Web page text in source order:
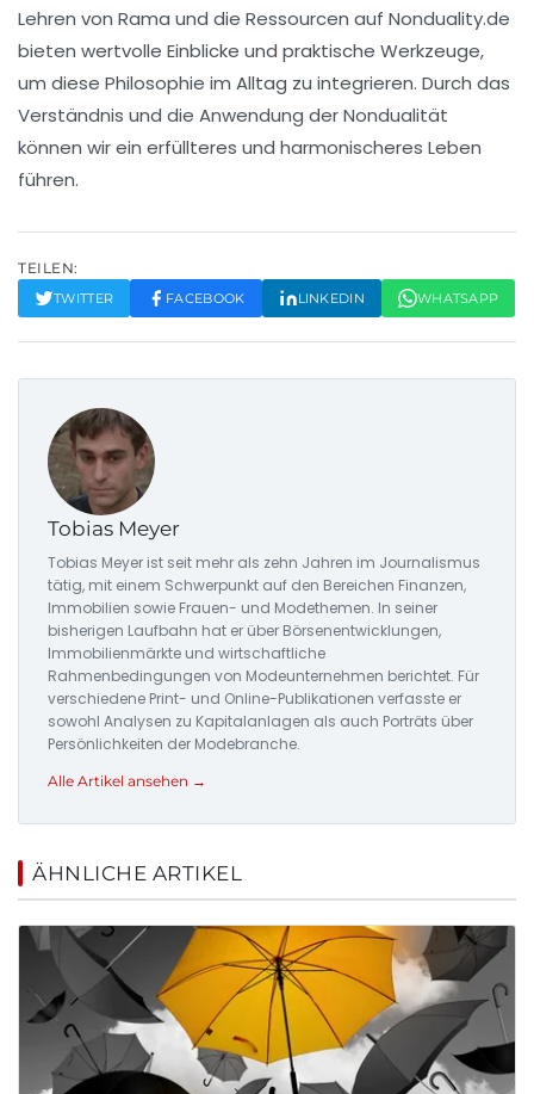
Lehren von Rama und die Ressourcen auf Nonduality.de
bieten wertvolle Einblicke und praktische Werkzeuge,
um diese Philosophie im Alltag zu integrieren. Durch das
Verständnis und die Anwendung der Nondualität
können wir ein erfüllteres und harmonischeres Leben
führen.
TEILEN:
TWITTER FACEBOOK LINKEDIN WHATSAPP
Tobias Meyer
Tobias Meyer ist seit mehr als zehn Jahren im Journalismus
tätig, mit einem Schwerpunkt auf den Bereichen Finanzen,
Immobilien sowie Frauen- und Modethemen. In seiner
bisherigen Laufbahn hat er über Börsenentwicklungen,
Immobilienmärkte und wirtschaftliche
Rahmenbedingungen von Modeunternehmen berichtet. Für
verschiedene Print- und Online-Publikationen verfasste er
sowohl Analysen zu Kapitalanlagen als auch Porträts über
Persönlichkeiten der Modebranche.
Alle Artikel ansehen →
ÄHNLICHE ARTIKEL